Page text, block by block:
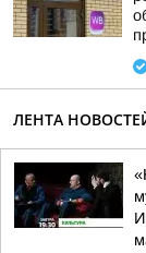
ЛЕНТА